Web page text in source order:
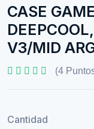
CASE
V3/MID
(4
Cantidad